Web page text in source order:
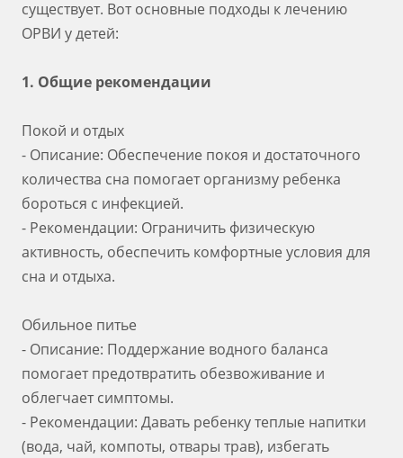
существует. Вот основные подходы к лечению
ОРВИ у детей:
1. Общие рекомендации
Покой и отдых
- Описание: Обеспечение покоя и достаточного
количества сна помогает организму ребенка
бороться с инфекцией.
- Рекомендации: Ограничить физическую
активность, обеспечить комфортные условия для
сна и отдыха.
Обильное питье
- Описание: Поддержание водного баланса
помогает предотвратить обезвоживание и
облегчает симптомы.
- Рекомендации: Давать ребенку теплые напитки
(вода, чай, компоты, отвары трав), избегать